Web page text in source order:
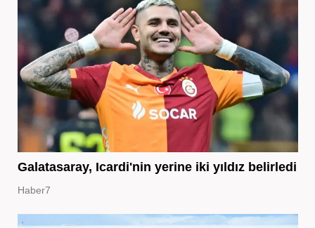
Galatasaray, Icardi'nin yerine iki yıldız belirledi
Haber7